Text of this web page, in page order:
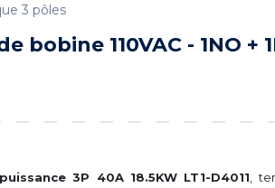
3 pôles
110VAC - 1NO +
3P 40A 18.5KW LT1-D4011 ,